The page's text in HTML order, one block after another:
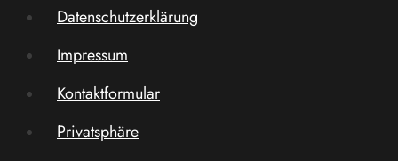
Datenschutzerklärung
Impressum
Kontaktformular
Privatsphäre